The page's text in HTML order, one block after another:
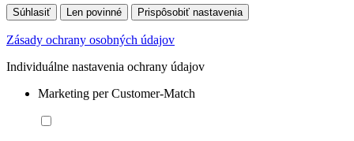
Súhlasiť Len povinné Prispôsobiť nastavenia
Zásady ochrany osobných údajov
Individuálne nastavenia ochrany údajov
Marketing per Customer-Match